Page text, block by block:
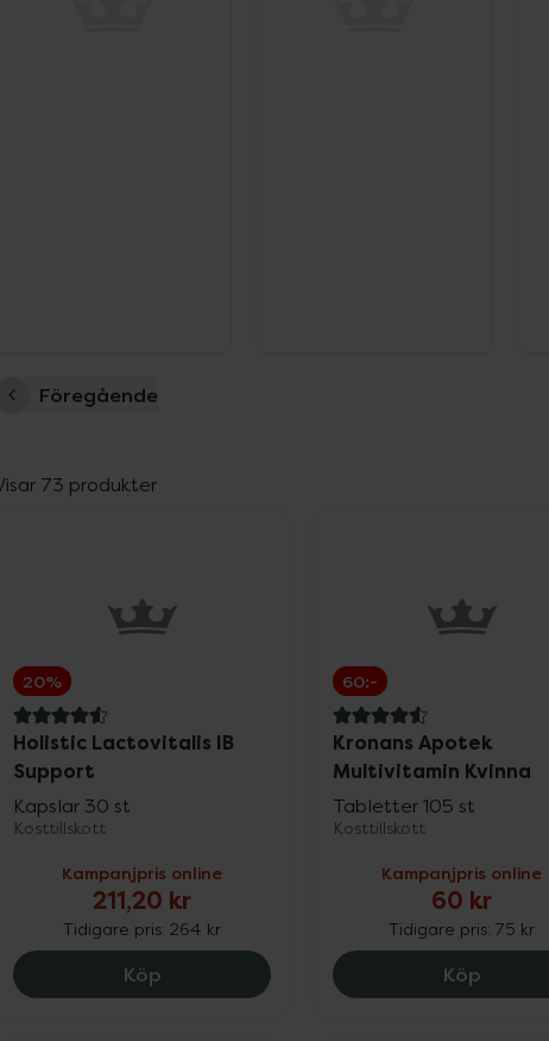
Föregående
73 produkter
20%
4.6 av 5 i omdöme
Holistic Lactovitalis IB
Support
Kapslar 30 st
Kosttillskott
Kampanjpris online
211,20 kr
Tidigare pris: 264 kr
KöpHolistic Lactovitalis IB Support, 211.2 kr.
60:-
4.6 av 5 i omdöme
Kronans Apotek
Multivitamin Kvinna
Tabletter 105 st
Kosttillskott
Kampanjpris online
60 kr
Tidigare pris:75 kr
Köp